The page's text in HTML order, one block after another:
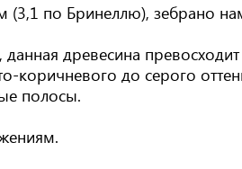
(3,1 по Бринеллю), зебрано
древесина
коричневого до серого
полосы.